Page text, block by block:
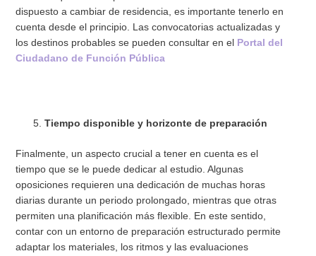
dispuesto a cambiar de residencia, es importante tenerlo en
cuenta desde el principio. Las convocatorias actualizadas y
los destinos probables se pueden consultar en el
Portal del
Ciudadano de Función Pública
Tiempo disponible y horizonte de preparación
Finalmente, un aspecto crucial a tener en cuenta es el
tiempo que se le puede dedicar al estudio. Algunas
oposiciones requieren una dedicación de muchas horas
diarias durante un periodo prolongado, mientras que otras
permiten una planificación más flexible. En este sentido,
contar con un entorno de preparación estructurado permite
adaptar los materiales, los ritmos y las evaluaciones